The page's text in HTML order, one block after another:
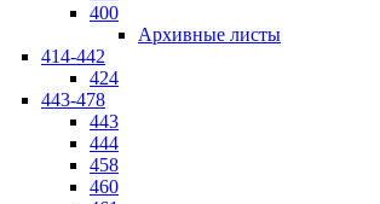
400
Архивные листы
414-442
424
443-478
443
444
458
460